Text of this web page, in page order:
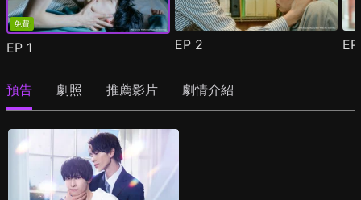
免費
EP 1 EP 2
預告 劇照 推薦影片 劇情介紹